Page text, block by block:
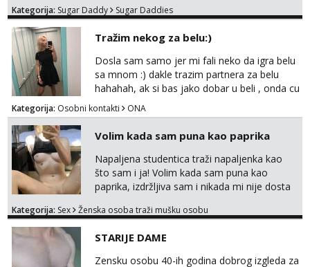
kosu - se dobro ljubiš - si fleksibilna s
dostupna radnim danom (vikendi i noći su za
obitelj) - vodiš brigu o zdravlju i koristiš
zaštitu Ne javljajte se: - debele - frajeri i
paro...
Kategorija: Sugar Daddy Sugar Daddies
Tražim nekog za belu:)
Dosla sam samo jer mi fali neko da igra belu
sa mnom :) dakle trazim partnera za belu
hahahah, ak si bas jako dobar u beli , onda cu
razmislit za dalje Klikni na link ispod i nadji me
tamo, cekam te!
Kategorija: Osobni kontakti ONA
Volim kada sam puna kao paprika
Napaljena studentica traži napaljenka kao
što sam i ja! Volim kada sam puna kao
paprika, izdržljiva sam i nikada mi nije dosta
bilo kad i bilo gdje zato se javi što prije da
tamo, cekam te!
Kategorija: Sex Ženska osoba traži mušku osobu
STARIJE DAME
Zensku osobu 40-ih godina dobrog izgleda za